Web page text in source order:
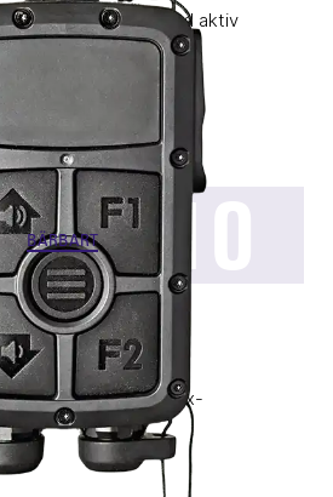
med aktiv
T10
BÄRBART
integrerad full-duplex-